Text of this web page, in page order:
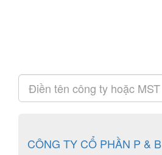
CÔNG TY CỔ PHẦN P & B